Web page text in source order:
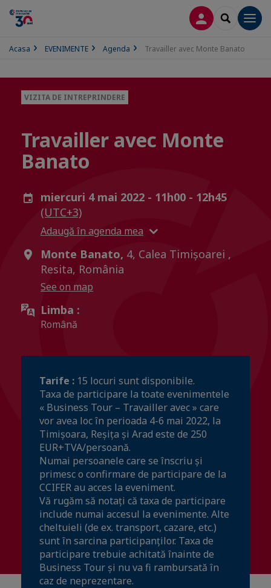
CONECTARE
SEARCH
Acasa EVENIMENTE Agenda Travailler avec Monte Banato
VIZITA DE INTREPRINDERE
Travailler avec Monte
Banato
miercuri 4 mai 2022 - 11h00 - 12h45
(UTC+3)
Adaugă în agenda mea
Monte Banato, 4, Calea Timișoarei ,
Resita, România
See on map
Limba :
Română
Tarife : 15 locuri sunt disponibile.
Taxa de participare la toate evenimentele
« Business Tour – Travailler avec » care
vor avea loc în perioada 4-6 mai 2022, la
Timișoara, Reșița și Arad este de 250
EUR+TVA/persoană.
Numai persoanele care se înscriu și
primesc o confirmare de participare de la
CCIFER au acces la eveniment.
Vă rugăm să notați că taxa de participare
include numai accesul la evenimente. Alte
cheltuieli (de ex. transport, cazare, etc.)
sunt în sarcina participanților. Taxa de
participare trebuie achitată înainte de
Business Tour și nu va fi rambursată în
caz de neprezentare.